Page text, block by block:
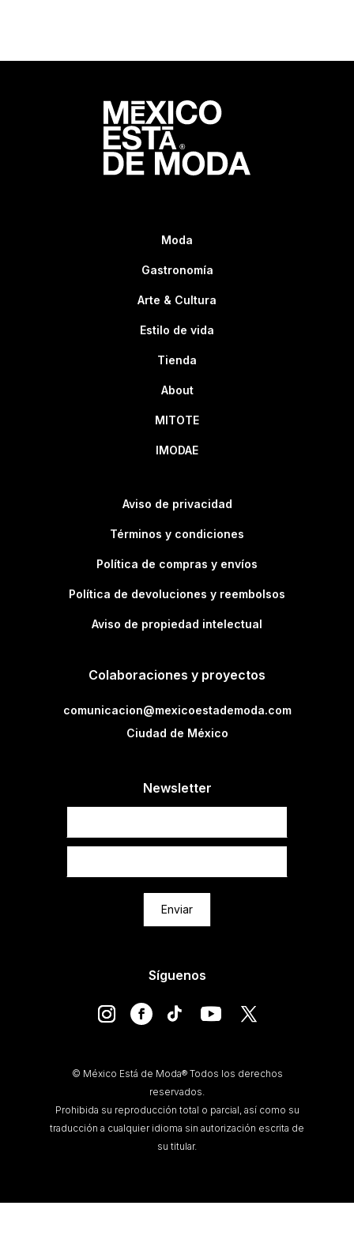
Moda
Gastronomía
Arte & Cultura
Estilo de vida
Tienda
About
MITOTE
IMODAE
Aviso de privacidad
Términos y condiciones
Política de compras y envíos
Política de devoluciones y reembolsos
Aviso de propiedad intelectual
Colaboraciones y proyectos
comunicacion@mexicoestademoda.com
Ciudad de México
Newsletter
Enviar
Síguenos
© México Está de Moda® Todos los derechos
reservados.
Prohibida su reproducción total o parcial, así como su
traducción a cualquier idioma sin autorización escrita de
su titular.